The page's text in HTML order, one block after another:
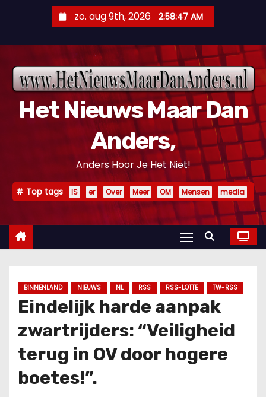
n
zo. aug 9th, 2026 2:58:49 AM
Het Nieuws Maar Dan
Anders,
Anders Hoor Je Het Niet!
Top tags IS er Over Meer OM Mensen media
BINNENLAND NIEUWS NL RSS RSS-LOTTE TW-RSS
Eindelijk harde aanpak
zwartrijders: “Veiligheid
terug in OV door hogere
boetes!”.